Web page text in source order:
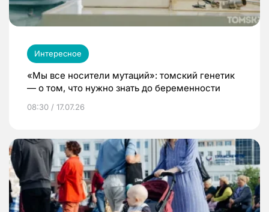
Интересное
«Мы все носители мутаций»: томский генетик
— о том, что нужно знать до беременности
08:30 / 17.07.26